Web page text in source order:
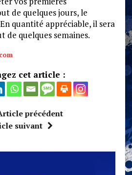
de quelques jours, le
quantité appréciable, il sera
de quelques semaines.
cet article :
précédent
suivant